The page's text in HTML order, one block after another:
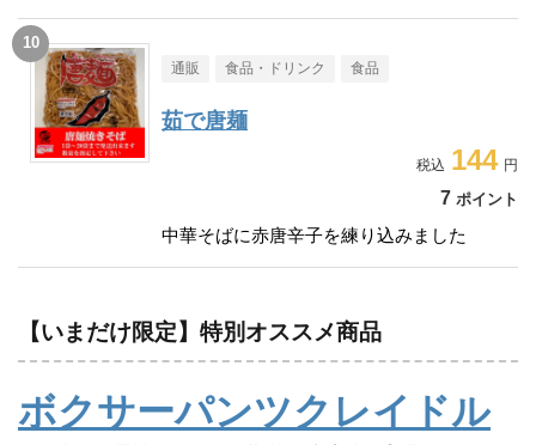
通販 食品・ドリンク 食品
茹で唐麺
144
7 ポイント
中華そばに赤唐辛子を練り込みました
【いまだけ限定】特別オススメ商品
ボクサーパンツクレイドル